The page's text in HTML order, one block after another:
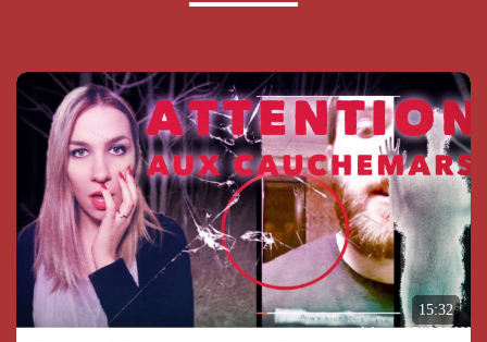
15:32